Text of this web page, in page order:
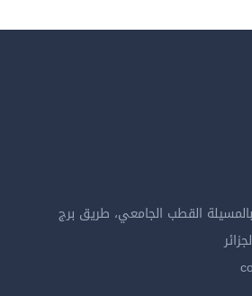
القطب الجامعي، طريق برج